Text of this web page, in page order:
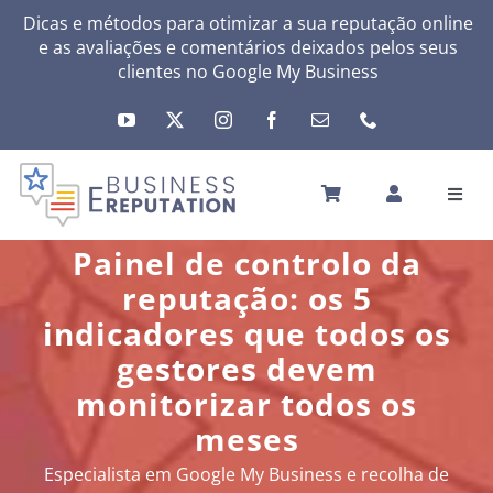
SkipDicas e métodos para otimizar a sua reputação online
e as avaliações e comentários deixados pelos seus
clientes no Google My Business
INÍCIO
A SUA REPUTAÇÃO
A SUA ATIVIDADE
OUTRAS SOLUÇÕES
SOBRE
Painel de controlo da
reputação: os 5
indicadores que todos os
gestores devem
monitorizar todos os
meses
Especialista em Google My Business e recolha de